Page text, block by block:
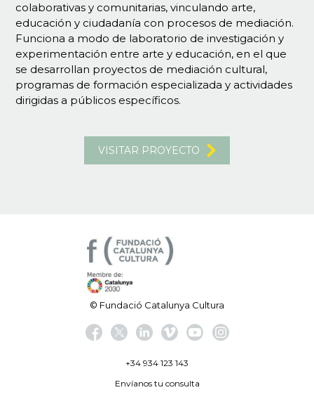
colaborativas y comunitarias, vinculando arte,
educación y ciudadanía con procesos de mediación.
Funciona a modo de laboratorio de investigación y
experimentación entre arte y educación, en el que
se desarrollan proyectos de mediación cultural,
programas de formación especializada y actividades
dirigidas a públicos específicos.
VISITAR PROYECTO
© Fundació Catalunya Cultura
+34 934 123 143
Envíanos tu consulta